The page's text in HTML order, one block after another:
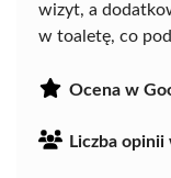
wizyt, a
w toaletę, co
Ocena w
Liczba opinii